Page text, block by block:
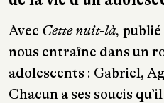
Avec Cette nuit-là, publié
nous entraîne dans un
adolescents : Gabriel,
Chacun a ses soucis